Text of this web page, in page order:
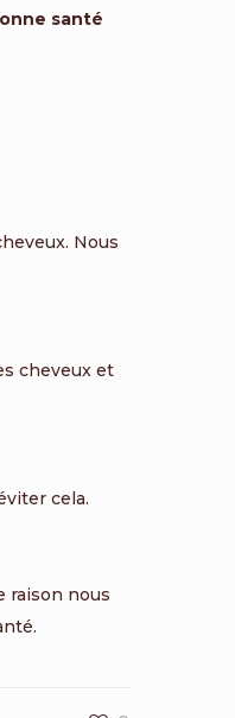
santé
Nous
cheveux et
cela.
raison nous